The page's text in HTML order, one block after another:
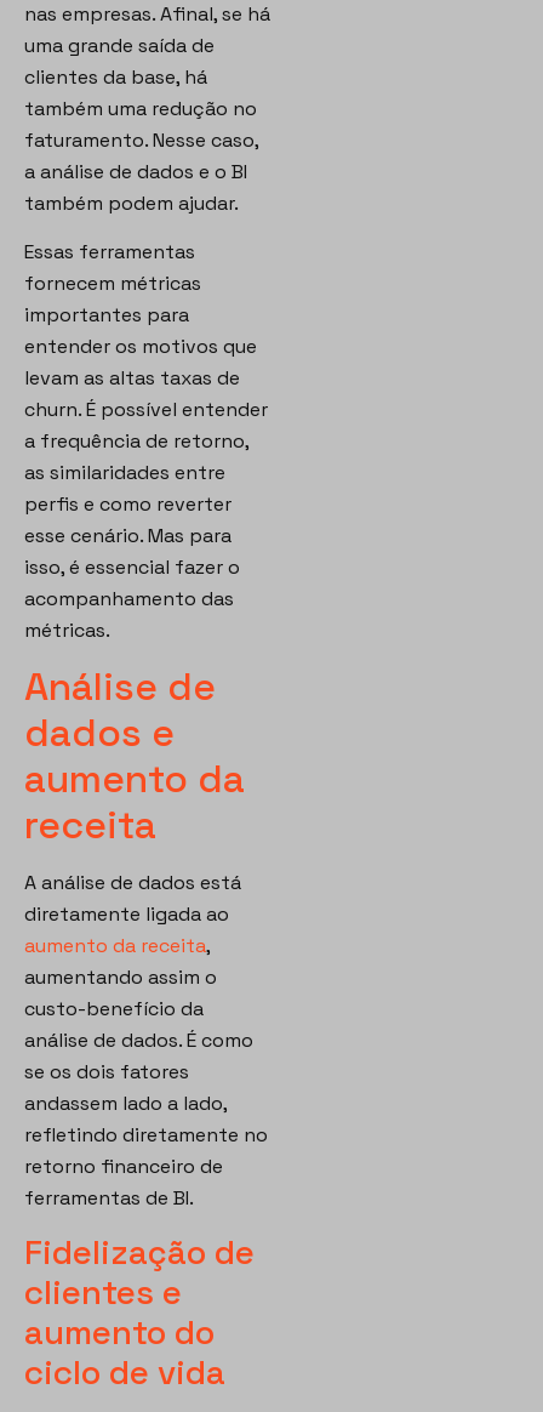
nas empresas. Afinal, se há
uma grande saída de
clientes da base, há
também uma redução no
faturamento. Nesse caso,
a análise de dados e o BI
também podem ajudar.
Essas ferramentas
fornecem métricas
importantes para
entender os motivos que
levam as altas taxas de
churn. É possível entender
a frequência de retorno,
as similaridades entre
perfis e como reverter
esse cenário. Mas para
isso, é essencial fazer o
acompanhamento das
métricas.
Análise de
dados e
aumento da
receita
A análise de dados está
diretamente ligada ao
aumento da receita,
aumentando assim o
custo-benefício da
análise de dados. É como
se os dois fatores
andassem lado a lado,
refletindo diretamente no
retorno financeiro de
ferramentas de BI.
Fidelização de
clientes e
aumento do
ciclo de vida